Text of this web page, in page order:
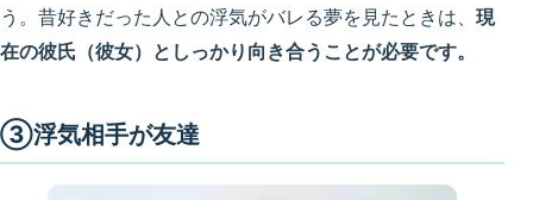
う。昔好きだった人との浮気がバレる夢を見たときは、 現
在の彼氏（彼女）としっかり向き合うことが必要です。
③浮気相手が友達